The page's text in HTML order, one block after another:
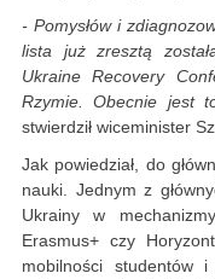
- Pomysłów i
lista już zresztą
Ukraine Recovery
Rzymie. Obecnie jest
stwierdził wiceminister
Jak powiedział, do
nauki. Jednym z
Ukrainy w
Erasmus+ czy
mobilności studentów i